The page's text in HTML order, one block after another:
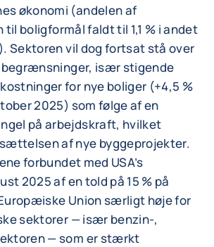
økonomi (andelen af
boligformål faldt til 1,1 % i andet
Sektoren vil dog fortsat stå over
især stigende
for nye boliger (+4,5 %
2025) som følge af en
på arbejdskraft, hvilket
af nye byggeprojekter.
forbundet med USA’s
2025 af en told på 15 % på
Union særligt høje for
sektorer — især benzin-,
— som er stærkt